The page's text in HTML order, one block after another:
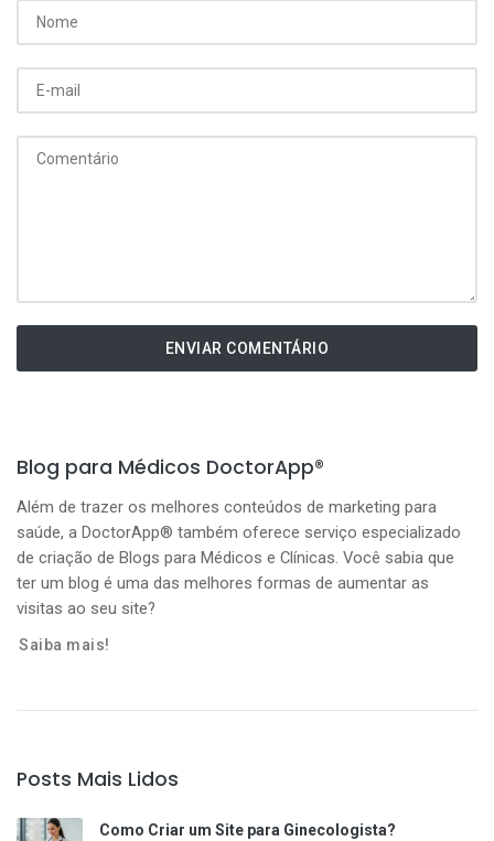
Blog para Médicos DoctorApp®
Além de trazer os melhores conteúdos de marketing para
saúde, a DoctorApp® também oferece serviço especializado
de criação de Blogs para Médicos e Clínicas. Você sabia que
ter um blog é uma das melhores formas de aumentar as
visitas ao seu site?
Saiba mais!
Posts Mais Lidos
Como Criar um Site para Ginecologista?
ENVIAR COMENTÁRIO